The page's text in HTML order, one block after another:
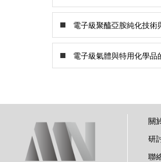
電子級聚醯亞胺純化技
電子級氣體與特用化學品
關
研
聯